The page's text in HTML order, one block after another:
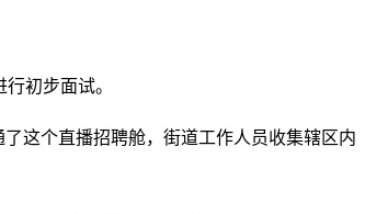
初步面试。
这个直播招聘舱，街道工作人员收集辖区内